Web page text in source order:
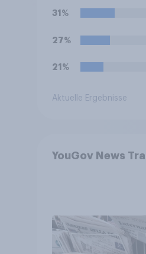
sich darauf?
31%
27%
21%
Aktuelle Ergebnisse
YouGov News